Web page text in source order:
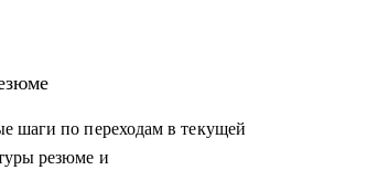
шаги по переходам в текущей
резюме и